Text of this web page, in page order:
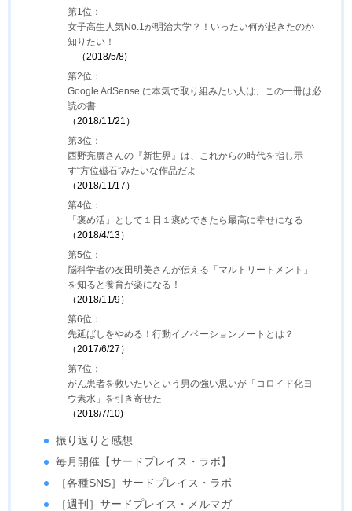
第1位：
女子高生人気No.1が明治大学？！いったい何が起きたのか
知りたい！
（2018/5/8)
第2位：
Google AdSense に本気で取り組みたい人は、この一冊は必
読の書
（2018/11/21）
第3位：
西野亮廣さんの『新世界』は、これからの時代を指し示
す“方位磁石”みたいな作品だよ
（2018/11/17）
第4位：
「褒め活」として１日１褒めできたら最高に幸せになる
（2018/4/13）
第5位：
脳科学者の友田明美さんが伝える「マルトリートメント」
を知ると養育が楽になる！
（2018/11/9）
第6位：
先延ばしをやめる！行動イノベーションノートとは？
（2017/6/27）
第7位：
がん患者を救いたいという男の強い思いが「コロイド化ヨ
ウ素水」を引き寄せた
（2018/7/10)
振り返りと感想
毎月開催【サードプレイス・ラボ】
［各種SNS］サードプレイス・ラボ
［週刊］サードプレイス・メルマガ